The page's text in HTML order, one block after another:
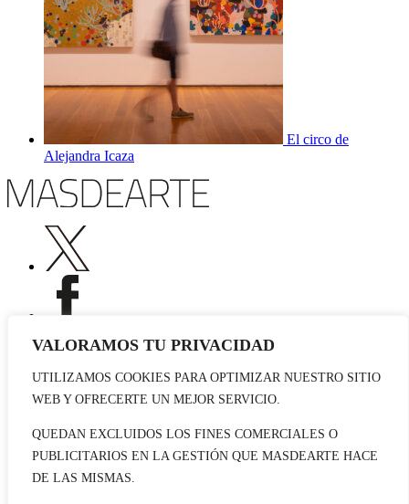
VALORAMOS TU PRIVACIDAD
UTILIZAMOS COOKIES PARA OPTIMIZAR NUESTRO SITIO
WEB Y OFRECERTE UN MEJOR SERVICIO.
QUEDAN EXCLUIDOS LOS FINES COMERCIALES O
PUBLICITARIOS EN LA GESTIÓN QUE MASDEARTE HACE
DE LAS MISMAS.
El circo de
Alejandra Icaza
Publicidad
Contacto
© 2026 masdearte. Información de exposiciones, museos y artistas